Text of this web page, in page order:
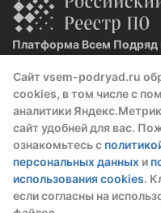
Сайт vsem-podryad.ru
cookies, в том числе с
аналитики
сайт удобней для вас.
ознакомьтесь с
персональных данных и
использования cookies.
если согласны на
Платформа Всем Подряд
Реестровая запись №32021
Политика
О компании